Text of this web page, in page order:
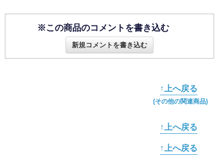
※この商品のコメントを書き込む
新規コメントを書き込む
↑上へ戻る
(その他の関連商品)
↑上へ戻る
↑上へ戻る